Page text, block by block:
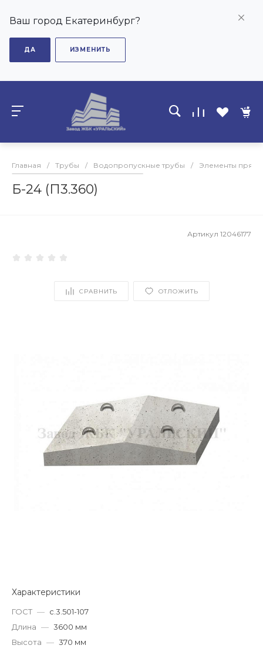
Ваш город Екатеринбург?
ДА ИЗМЕНИТЬ
Главная / Трубы / Водопропускные трубы / Элементы
Б-24 (П3.360)
Артикул 12046177
СРАВНИТЬ ОТЛОЖИТЬ
Характеристики
ГОСТ — с.3.501-107
Длина — 3600 мм
Высота — 370 мм